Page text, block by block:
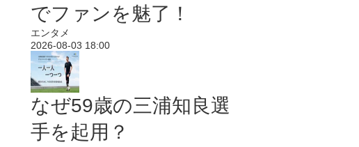
でファンを魅了！
エンタメ
2026-08-03 18:00
なぜ59歳の三浦知良選
手を起用？